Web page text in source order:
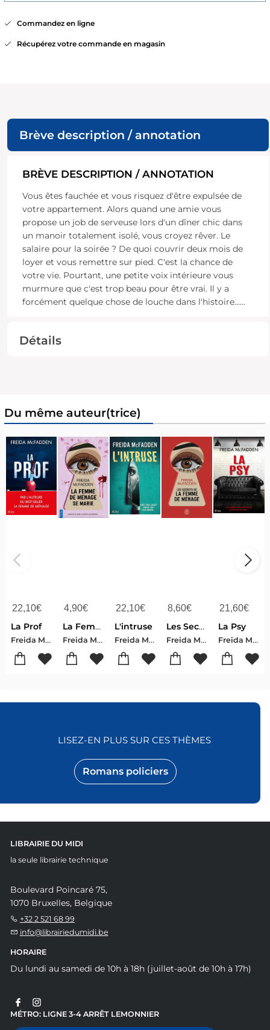
Commandez en ligne
Récupérez votre commande en magasin
Brève description / annotation
BRÈVE DESCRIPTION / ANNOTATION
Vous êtes fauchée et vous risquez d'être expulsée de
votre appartement. Alors quand une amie vous
propose un job de serveuse lors d'un dîner chic dans
un manoir totalement isolé, vous croyez rêver. Le
salaire pour la soirée ? De quoi couvrir deux mois de
loyer et vous remettre sur pied. C'est la chance de
votre vie. Pourtant, une petite voix intérieure vous
murmure que c'est trop beau pour être vrai. Il y a
forcément quelque chose de louche dans l'histoire......
Détails
Du même auteur(trice)
22,10€
La Prof
Freida Mcfadden
4,90€
La Femme De Menage Se Marie
Freida Mcfadden
22,10€
L'intruse
Freida Mcfadden
8,60€
Les Secrets De La Femme De Menage
Freida Mcfadden
21,60€
La Psy
Freida Mcfadden
Romans policiers
LISEZ-EN PLUS SUR CES THÈMES
LIBRAIRIE DU MIDI
la seule librairie technique
Boulevard Poincaré 75,
1070 Bruxelles, Belgique
+32 2 521 68 99
info@librairiedumidi.be
HORAIRE
Du lundi au samedi de 10h à 18h (juillet-août de 10h à 17h)
MÉTRO: LIGNE 3-4 ARRÊT LEMONNIER